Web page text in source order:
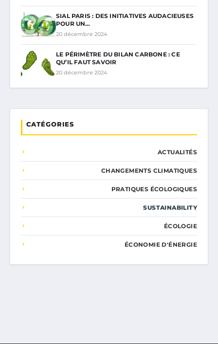
SIAL PARIS : DES INITIATIVES AUDACIEUSES
POUR UN…
20 décembre 2024
LE PÉRIMÈTRE DU BILAN CARBONE : CE
QU’IL FAUT SAVOIR
20 décembre 2024
CATÉGORIES
ACTUALITÉS
CHANGEMENTS CLIMATIQUES
PRATIQUES ÉCOLOGIQUES
SUSTAINABILITY
ÉCOLOGIE
ÉCONOMIE D'ÉNERGIE